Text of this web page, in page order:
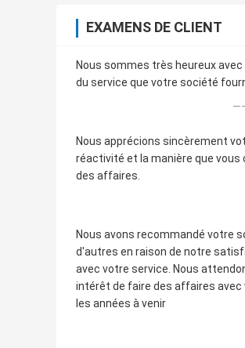
EXAMENS DE CLIENT
Nous sommes très heureux avec
du service que votre société
Nous apprécions sincèrement
réactivité et la manière que vous
des affaires.
Nous avons recommandé votre
d'autres en raison de notre
avec votre service. Nous
intérêt de faire des affaires avec
les années à venir